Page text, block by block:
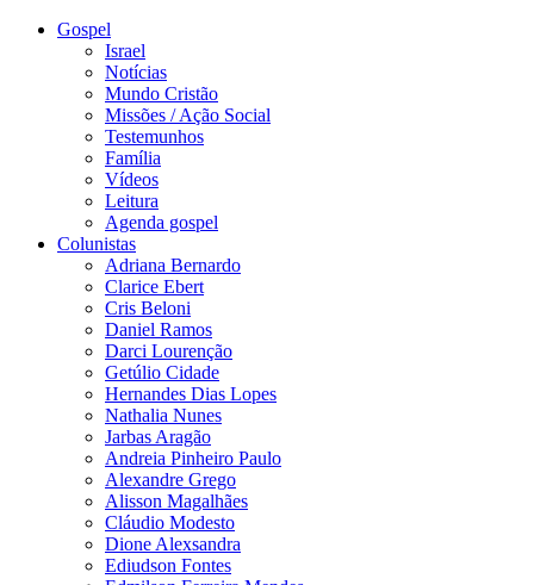
Gospel
Israel
Notícias
Mundo Cristão
Missões / Ação Social
Testemunhos
Família
Vídeos
Leitura
Agenda gospel
Colunistas
Adriana Bernardo
Clarice Ebert
Cris Beloni
Daniel Ramos
Darci Lourenção
Getúlio Cidade
Hernandes Dias Lopes
Nathalia Nunes
Jarbas Aragão
Andreia Pinheiro Paulo
Alexandre Grego
Alisson Magalhães
Cláudio Modesto
Dione Alexsandra
Ediudson Fontes